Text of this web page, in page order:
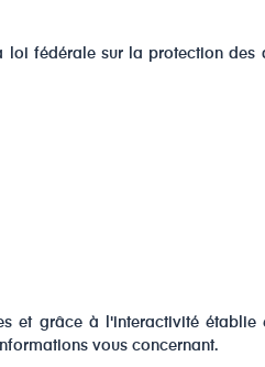
loi fédérale sur la protection des
et grâce à l'interactivité
vous concernant.